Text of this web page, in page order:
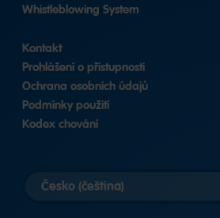
Whistleblowing System
Kontakt
Prohlášení o přístupnosti
Ochrana osobních údajů
Podmínky použití
Kodex chování
Vybrat
zemi